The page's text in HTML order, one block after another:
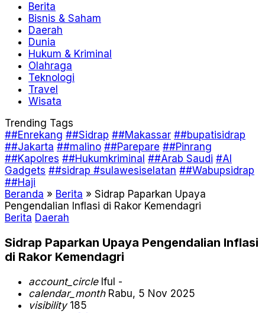
Berita
Bisnis & Saham
Daerah
Dunia
Hukum & Kriminal
Olahraga
Teknologi
Travel
Wisata
Trending Tags
##Enrekang ##Sidrap ##Makassar ##bupatisidrap
##Jakarta ##malino ##Parepare ##Pinrang
##Kapolres ##Hukumkriminal ##Arab Saudi #AI
Gadgets ##sidrap #sulawesiselatan ##Wabupsidrap
##Haji
Beranda » Berita » Sidrap Paparkan Upaya
Pengendalian Inflasi di Rakor Kemendagri
Berita Daerah
Sidrap Paparkan Upaya Pengendalian Inflasi
di Rakor Kemendagri
account_circleIful -
calendar_monthRabu, 5 Nov 2025
visibility185